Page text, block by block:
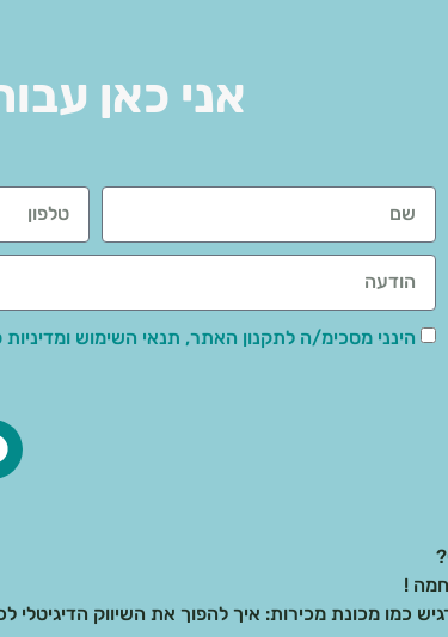
אני כאן
הינני מסכימ/ה לתקנון האתר, תנאי השימוש
!
כמו מכונת מכירות: איך להפוך את השיווק הדיגיטלי